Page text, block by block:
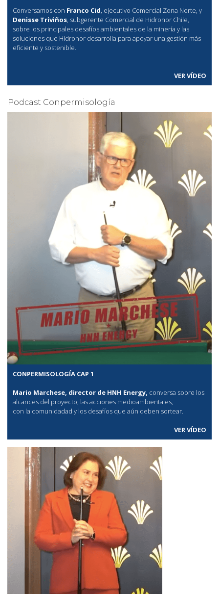
Conversamos con Franco Cid, ejecutivo Comercial Zona Norte, y
Denisse Triviños, subgerente Comercial de Hidronor Chile,
sobre los principales desafíos ambientales de la minería y las
soluciones que Hidronor desarrolla para apoyar una gestión más
eficiente y sostenible.
VER VÍDEO
Podcast Conpermisología
CONPERMISOLOGÍA CAP 1
Mario Marchese, director de HNH Energy, conversa sobre los
alcances del proyecto, las acciones medioambientales,
con la comunidadad y los desafíos que aún deben sortear.
VER VÍDEO